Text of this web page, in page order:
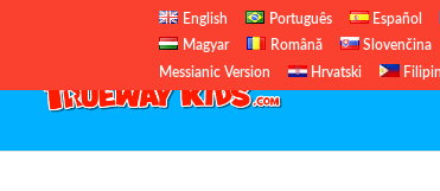
English Português Español
Magyar
Română Slovenčina
Messianic Version
Hrvatski